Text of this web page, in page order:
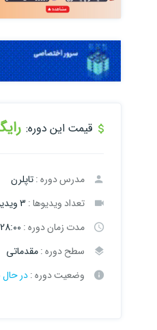
قیمت این دوره:
مدرس دوره :تاپلرن
تعداد ویدیوها : 3 ویدیو
مدت زمان دوره :
سطح دوره :مقدماتی
وضعیت دوره :در حال